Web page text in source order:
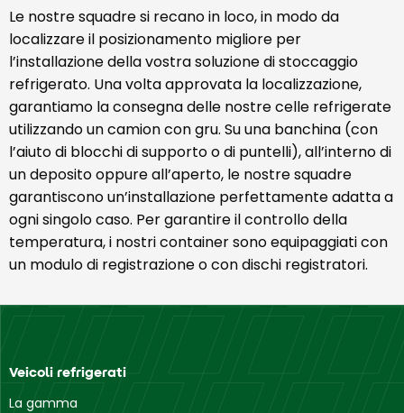
Le nostre squadre si recano in loco, in modo da
localizzare il posizionamento migliore per
l’installazione della vostra soluzione di stoccaggio
refrigerato. Una volta approvata la localizzazione,
garantiamo la consegna delle nostre celle refrigerate
utilizzando un camion con gru. Su una banchina (con
l’aiuto di blocchi di supporto o di puntelli), all’interno di
un deposito oppure all’aperto, le nostre squadre
garantiscono un’installazione perfettamente adatta a
ogni singolo caso. Per garantire il controllo della
temperatura, i nostri container sono equipaggiati con
un modulo di registrazione o con dischi registratori.
Veicoli refrigerati
La gamma